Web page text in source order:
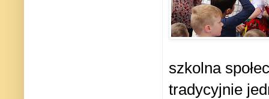
szkolna
tradycyjnie